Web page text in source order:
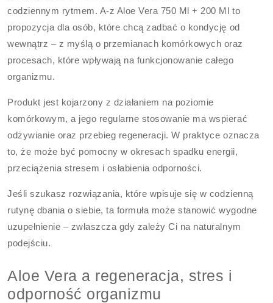
codziennym rytmem. A-z Aloe Vera 750 Ml + 200 Ml to
propozycja dla osób, które chcą zadbać o kondycję od
wewnątrz – z myślą o przemianach komórkowych oraz
procesach, które wpływają na funkcjonowanie całego
organizmu.
Produkt jest kojarzony z działaniem na poziomie
komórkowym, a jego regularne stosowanie ma wspierać
odżywianie oraz przebieg regeneracji. W praktyce oznacza
to, że może być pomocny w okresach spadku energii,
przeciążenia stresem i osłabienia odporności.
Jeśli szukasz rozwiązania, które wpisuje się w codzienną
rutynę dbania o siebie, ta formuła może stanowić wygodne
uzupełnienie – zwłaszcza gdy zależy Ci na naturalnym
podejściu.
Aloe Vera a regeneracja, stres i
odporność organizmu